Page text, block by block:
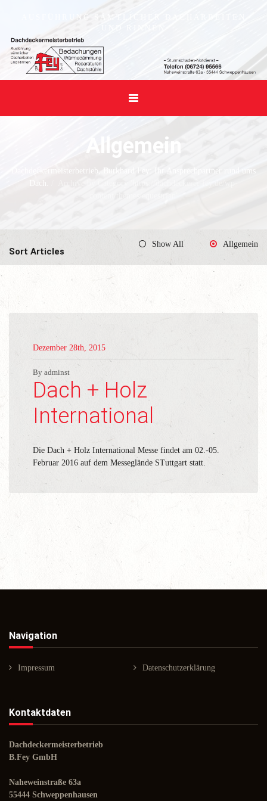
Allgemein
Dachdeckermeisterbetrieb, Burkhard Fey: Ihr Ansprechpartner rund ums
Sort Articles
Show All Allgemein
Dezember 28th, 2015
By adminst
Dach + Holz
International
Die Dach + Holz International Messe findet am 02.-05.
Februar 2016 auf dem Messeglände STuttgart statt.
Navigation
Impressum Datenschutzerklärung
Kontaktdaten
Dachdeckermeisterbetrieb
B.Fey GmbH
Naheweinstraße 63a
55444 Schweppenhausen